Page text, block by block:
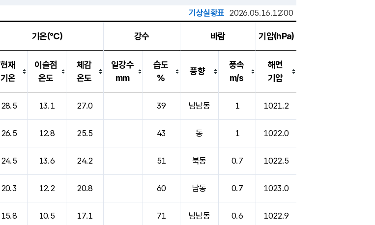
기상실황표 2026.05.16.12:00
기온(℃) 강수 바람 기압(hPa)
현재
기온
이슬점
온도
체감
온도
일강수
mm
습도
%
풍향
풍속
m/s
해면
기압
28.5 13.1 27.0 39 남남동 1 1021.2
26.5 12.8 25.5 43 동 1 1022.0
24.5 13.6 24.2 51 북동 0.7 1022.5
20.3 12.2 20.8 60 남동 0.7 1023.0
15.8 10.5 17.1 71 남남동 0.6 1022.9